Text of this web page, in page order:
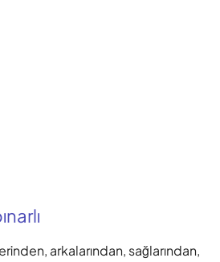
arkalarından, sağlarından,